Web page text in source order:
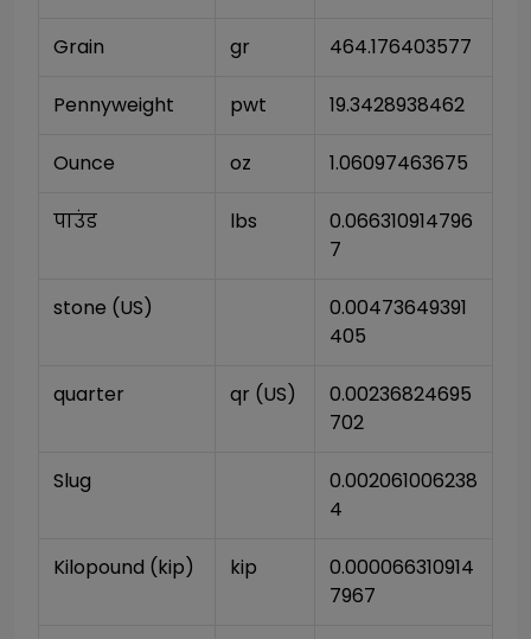
Grain gr 464.176403577
Pennyweight pwt 19.3428938462
Ounce oz 1.06097463675
पाउंड lbs
0.066310914796
7
stone (US)
0.00473649391
405
quarter qr (US)
0.00236824695
702
Slug
0.002061006238
4
Kilopound (kip) kip
0.000066310914
7967